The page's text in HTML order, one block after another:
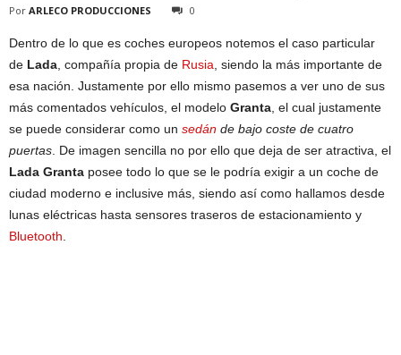
Por ARLECO PRODUCCIONES 0
Dentro de lo que es coches europeos notemos el caso particular
de Lada , compañía propia de Rusia , siendo la más importante de
esa nación. Justamente por ello mismo pasemos a ver uno de sus
más comentados vehículos, el modelo Granta , el cual justamente
se puede considerar como un sedán de bajo coste de cuatro
puertas . De imagen sencilla no por ello que deja de ser atractiva, el
Lada Granta posee todo lo que se le podría exigir a un coche de
ciudad moderno e inclusive más, siendo así como hallamos desde
lunas eléctricas hasta sensores traseros de estacionamiento y
Bluetooth